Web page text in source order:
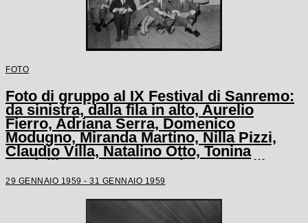
FOTO
Foto di gruppo al IX Festival di Sanremo:
da sinistra, dalla fila in alto, Aurelio
Fierro, Adriana Serra, Domenico
Modugno, Miranda Martino, Nilla Pizzi,
Claudio Villa, Natalino Otto, Tonina
Torrielli, Arturo Testa, Johnny Dorelli,
Anna D'Amico, Teddy Reno, Gino Latilla,
Tortora, Fausto Cigliano
29 GENNAIO 1959 - 31 GENNAIO 1959